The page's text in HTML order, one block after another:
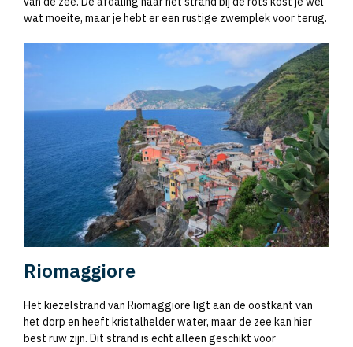
wat moeite, maar je hebt er een rustige zwemplek voor terug.
Riomaggiore
Het kiezelstrand van Riomaggiore ligt aan de oostkant van
het dorp en heeft kristalhelder water, maar de zee kan hier
best ruw zijn. Dit strand is echt alleen geschikt voor